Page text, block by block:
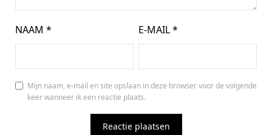
NAAM * E-MAIL*
Mijn naam, e-mail en site opslaan in deze browser voor de volgende
keer wanneer ik een reactie plaats.